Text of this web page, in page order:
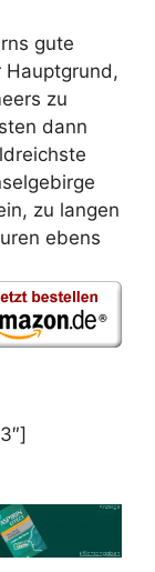
gute
Hauptgrund,
zu
dann
zu langen
ebens